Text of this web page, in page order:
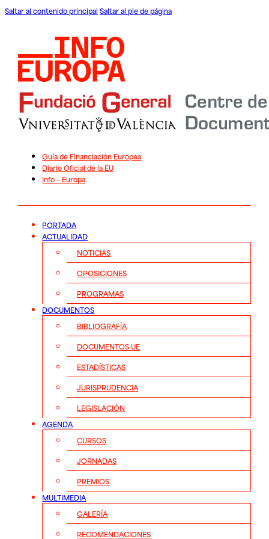
Saltar al contenido principal Saltar al pie de página
Guía de Financiación Europea
Diario Oficial de la EU
Info – Europa
PORTADA
ACTUALIDAD
NOTICIAS
OPOSICIONES
PROGRAMAS
DOCUMENTOS
BIBLIOGRAFÍA
DOCUMENTOS UE
ESTADÍSTICAS
JURISPRUDENCIA
LEGISLACIÓN
AGENDA
CURSOS
JORNADAS
PREMIOS
MULTIMEDIA
GALERÍA
RECOMENDACIONES